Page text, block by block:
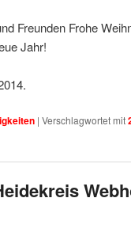
Freunden Frohe
Jahr!
| Verschlagwortet mit